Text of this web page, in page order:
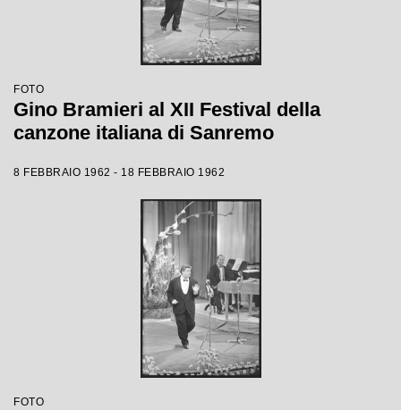
FOTO
Gino Bramieri al XII Festival della
canzone italiana di Sanremo
8 FEBBRAIO 1962 - 18 FEBBRAIO 1962
FOTO